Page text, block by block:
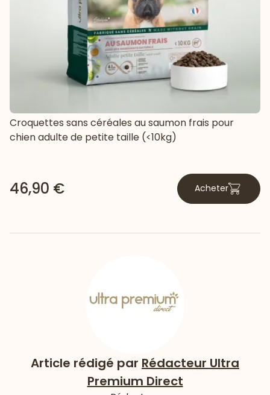
Croquettes sans céréales au saumon frais pour
chien adulte de petite taille (<10kg)
46,90 € Acheter
Article rédigé par Rédacteur Ultra
Premium Direct